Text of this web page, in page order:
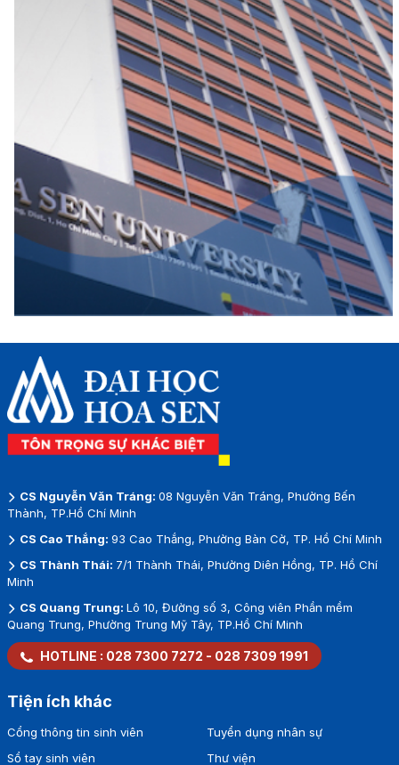
CS Nguyễn Văn Tráng: 08 Nguyễn Văn Tráng, Phường Bến
Thành, TP.Hồ Chí Minh
CS Cao Thắng: 93 Cao Thắng, Phường Bàn Cờ, TP. Hồ Chí Minh
CS Thành Thái: 7/1 Thành Thái, Phường Diên Hồng, TP. Hồ Chí
Minh
CS Quang Trung: Lô 10, Đường số 3, Công viên Phần mềm
Quang Trung, Phường Trung Mỹ Tây, TP.Hồ Chí Minh
HOTLINE : 028 7300 7272 - 028 7309 1991
Tiện ích khác
Cổng thông tin sinh viên
Sổ tay sinh viên
Tuyển dụng nhân sự
Thư viện